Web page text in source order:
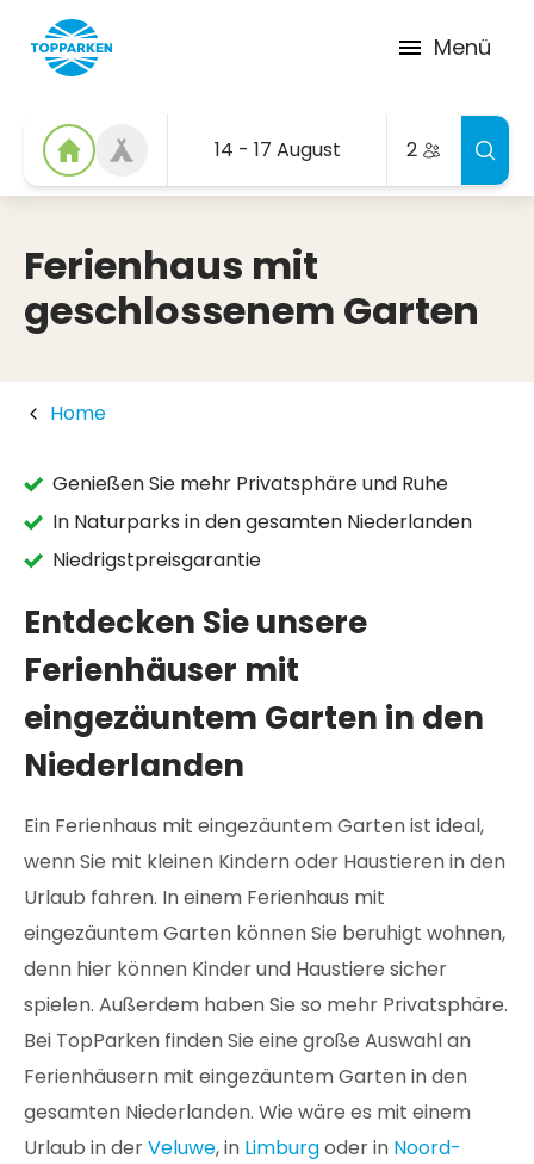
Menü
14 - 17 August 2
Ferienhaus mit
geschlossenem Garten
Home
Genießen Sie mehr Privatsphäre und Ruhe
In Naturparks in den gesamten Niederlanden
Niedrigstpreisgarantie
Entdecken Sie unsere
Ferienhäuser mit
eingezäuntem Garten in den
Niederlanden
Ein Ferienhaus mit eingezäuntem Garten ist ideal,
wenn Sie mit kleinen Kindern oder Haustieren in den
Urlaub fahren. In einem Ferienhaus mit
eingezäuntem Garten können Sie beruhigt wohnen,
denn hier können Kinder und Haustiere sicher
spielen. Außerdem haben Sie so mehr Privatsphäre.
Bei TopParken finden Sie eine große Auswahl an
Ferienhäusern mit eingezäuntem Garten in den
gesamten Niederlanden. Wie wäre es mit einem
Urlaub in derVeluwe, in Limburgoder in Noord-